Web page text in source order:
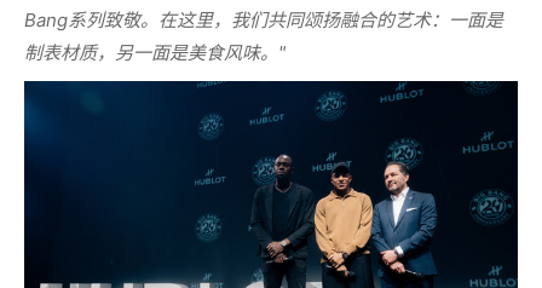
Bang系列致敬。在这里，我们共同颂扬融合的艺术：一面是
制表材质，另一面是美食风味。 "